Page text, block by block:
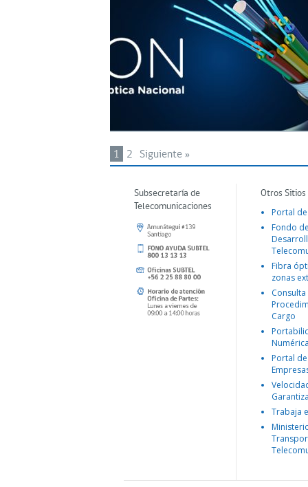
1 2 Siguiente »
Subsecretaría de
Telecomunicaciones
Otros
Portal
Fondo
Fibra
zonas
Consulta
Cargo
Portal
Trabaja